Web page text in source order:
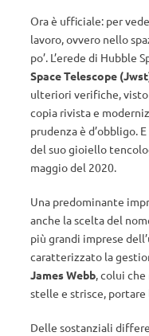
Ora è ufficiale: per
lavoro, ovvero nello
po’. L’erede di Hubble
Space Telescope
ulteriori verifiche,
copia rivista e
prudenza è d’obbligo.
del suo gioiello
maggio del 2020.
Una predominante
anche la scelta del
più grandi imprese
caratterizzato la
James Webb, colui
stelle e strisce, portare
Delle sostanziali